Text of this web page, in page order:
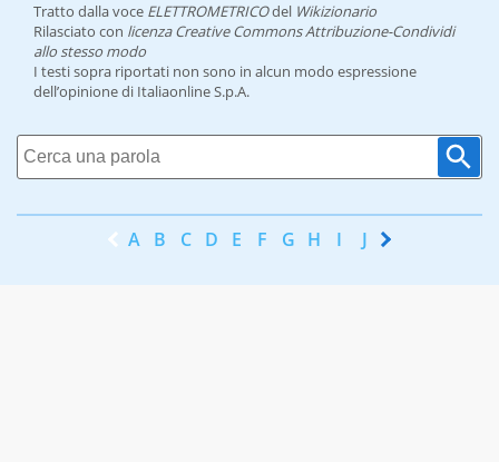
Tratto dalla voce ELETTROMETRICOdel Wikizionario
Rilasciato con licenza Creative Commons Attribuzione-Condividi
allo stesso modo
I testi sopra riportati non sono in alcun modo espressione
dell’opinione di Italiaonline S.p.A.
A B C D E F G H I J K